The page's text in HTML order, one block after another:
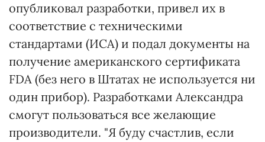
опубликовал разработки, привел их в
соответствие с техническими
стандартами (ИСА) и подал документы на
получение американского сертификата
FDA (без него в Штатах не используется ни
один прибор). Разработками Александра
смогут пользоваться все желающие
производители. "Я буду счастлив, если